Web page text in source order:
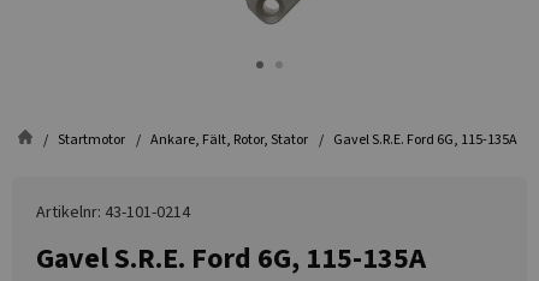
Startmotor Ankare, Fält, Rotor, Stator Gavel S.R.E. Ford 6G, 115-135A
Artikelnr: 43-101-0214
Gavel S.R.E. Ford 6G, 115-135A